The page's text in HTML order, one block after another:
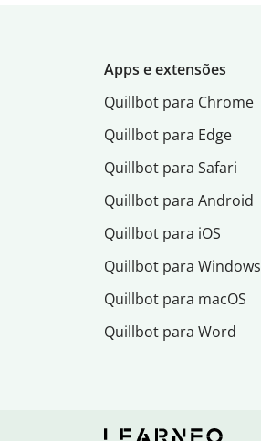
Apps e extensões
Quillbot para Chrome
Quillbot para Edge
Quillbot para Safari
Quillbot para Android
Quillbot para iOS
Quillbot para Windows
Quillbot para macOS
Quillbot para Word